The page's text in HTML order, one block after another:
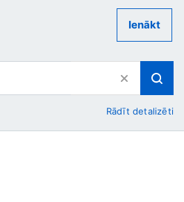
Ienākt
Rādīt detalizēti